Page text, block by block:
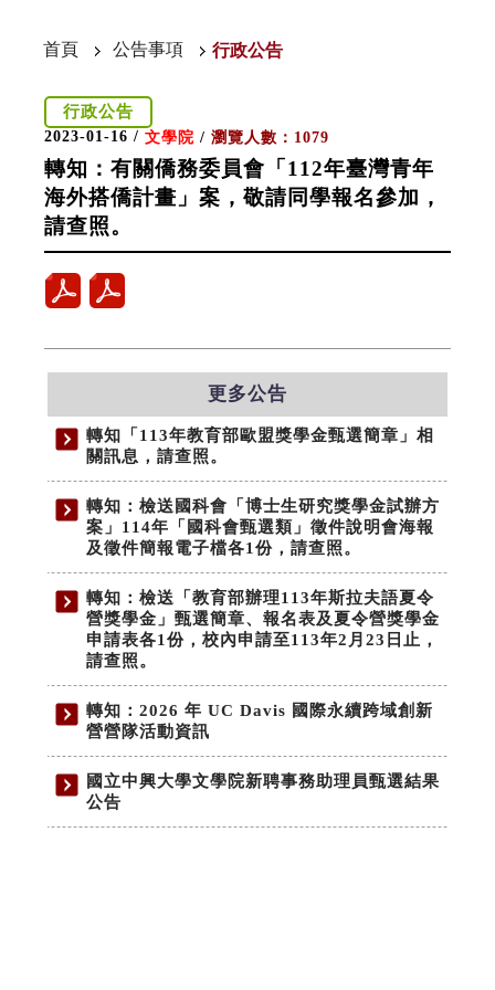
首頁 公告事項 行政公告
行政公告
2023-01-16 / 文學院/ 瀏覽人數：1079
轉知：有關僑務委員會「112年臺灣青年
海外搭僑計畫」案，敬請同學報名參加，
請查照。
更多公告
轉知「113年教育部歐盟獎學金甄選簡章」相
關訊息，請查照。
轉知：檢送國科會「博士生研究獎學金試辦方
案」114年「國科會甄選類」徵件說明會海報
及徵件簡報電子檔各1份，請查照。
轉知：檢送「教育部辦理113年斯拉夫語夏令
營獎學金」甄選簡章、報名表及夏令營獎學金
申請表各1份，校內申請至113年2月23日止，
請查照。
轉知：2026 年 UC Davis 國際永續跨域創新
營營隊活動資訊
國立中興大學文學院新聘事務助理員甄選結果
公告